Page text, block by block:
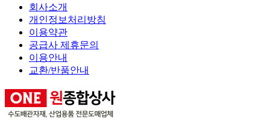
회사소개
개인정보처리방침
이용약관
공급사 제휴문의
이용안내
교환/반품안내